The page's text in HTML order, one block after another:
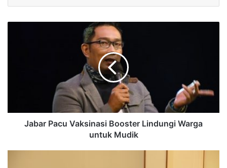
Jabar Pacu Vaksinasi Booster Lindungi Warga
untuk Mudik